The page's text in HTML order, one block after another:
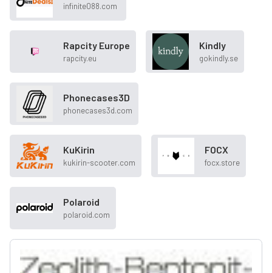
infinite088.com
Rapcity Europe
rapcity.eu
Kindly
gokindly.se
Phonecases3D
phonecases3d.com
KuKirin
kukirin-scooter.com
FOCX
focx.store
Polaroid
polaroid.com